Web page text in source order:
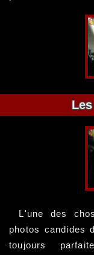
L'une des
photos candides
toujours